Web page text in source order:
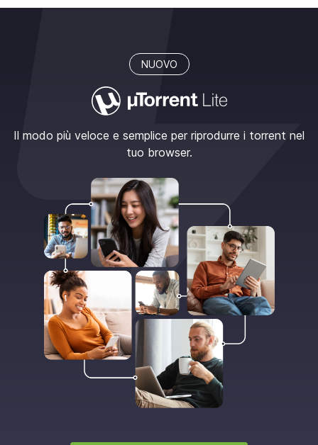
NUOVO
Il modo più veloce e semplice per riprodurre i torrent nel
tuo browser.